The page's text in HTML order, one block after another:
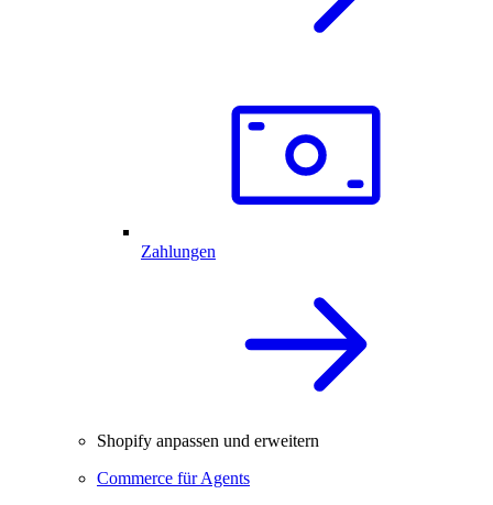
Zahlungen
Shopify anpassen und erweitern
Commerce für Agents